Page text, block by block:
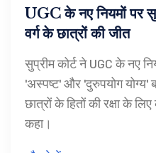
UGC के नए नियमों पर
वर्ग के छात्रों की जीत
सुप्रीम कोर्ट ने UGC के नए
'अस्पष्ट' और 'दुरुपयोग योग्य'
छात्रों के हितों की रक्षा के
कहा।